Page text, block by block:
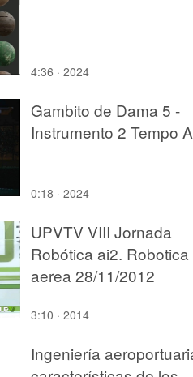
4:36 · 2024
Gambito de Dama 5 -
Instrumento 2 Tempo A
0:18 · 2024
UPVTV VIII Jornada
Robótica ai2. Robotica
aerea 28/11/2012
3:10 · 2014
Ingeniería